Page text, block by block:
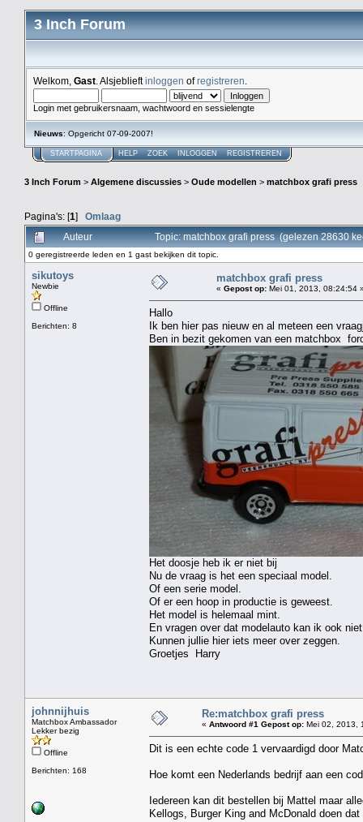
3 Inch Forum
Welkom, Gast . Alsjeblieftinloggen ofregistreren
Login met gebruikersnaam, wachtwoord en sessielengte
Nieuws: Opgericht 07-09-2007!
STARTPAGINA HELP ZOEK INLOGGEN REGISTREREN
3 Inch Forum > Algemene discussies > Oude modellen > matchbox grafi press
Pagina's: [1] Omlaag
Auteur
Topic: matchbox grafi press (gelezen 28630
0 geregistreerde leden en 1 gast bekijken dit topic.
sikutoys
Newbie
Offline
Berichten: 8
matchbox grafi press
« Gepost op: Mei 01, 2013, 08:24:54
Hallo
Ik ben hier pas nieuw en al meteen een
Ben in bezit gekomen van een matchbox
Het doosje heb ik er niet bij
Nu de vraag is het een speciaal model.
Of een serie model.
Of er een hoop in productie is geweest.
Het model is helemaal mint.
En vragen over dat modelauto kan ik ook
Kunnen jullie hier iets meer over zeggen.
Groetjes Harry
johnnijhuis
Matchbox Ambassador
Lekker bezig
Offline
Berichten: 168
Re:matchbox grafi press
« Antwoord #1 Gepost op: Mei 02, 2013,
Dit is een echte code 1 vervaardigd door
Hoe komt een Nederlands bedrijf aan een
Iedereen kan dit bestellen bij Mattel maar
Kellogs, Burger King and McDonald doen